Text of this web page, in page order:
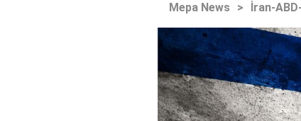
Mepa News > İran-